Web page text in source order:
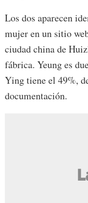
Los dos aparecen
mujer en un sitio
ciudad china de
fábrica. Yeung es
Ying tiene el 49%,
documentación.